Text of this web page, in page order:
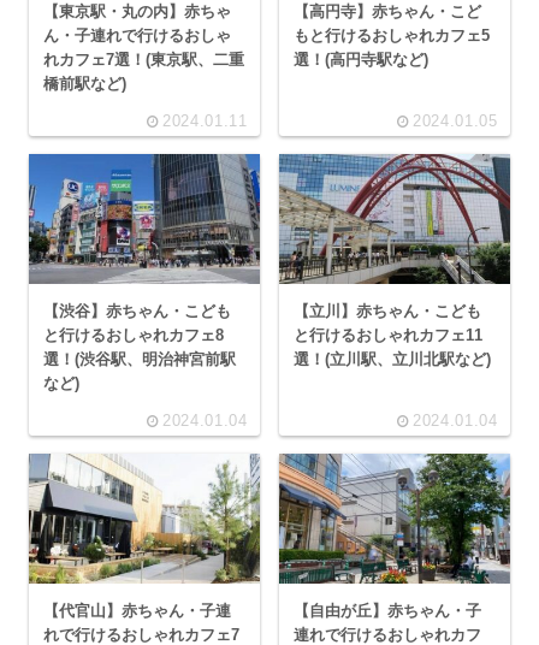
【東京駅・丸の内】赤ちゃ
ん・子連れで行けるおしゃ
れカフェ7選！(東京駅、二重
橋前駅など)
2024.01.11
【高円寺】赤ちゃん・こど
もと行けるおしゃれカフェ5
選！(高円寺駅など)
2024.01.05
【渋谷】赤ちゃん・こども
と行けるおしゃれカフェ8
選！(渋谷駅、明治神宮前駅
など)
2024.01.04
【立川】赤ちゃん・こども
と行けるおしゃれカフェ11
選！(立川駅、立川北駅など)
2024.01.04
【代官山】赤ちゃん・子連
れで行けるおしゃれカフェ7
【自由が丘】赤ちゃん・子
連れで行けるおしゃれカフ